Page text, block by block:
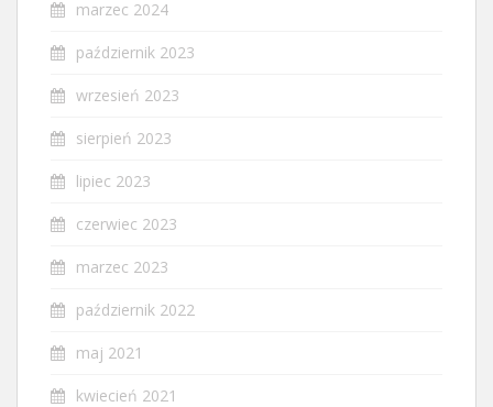
marzec 2024
październik 2023
wrzesień 2023
sierpień 2023
lipiec 2023
czerwiec 2023
marzec 2023
październik 2022
maj 2021
kwiecień 2021